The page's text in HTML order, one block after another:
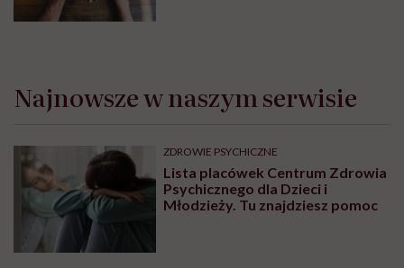
Najnowsze w naszym serwisie
ZDROWIE PSYCHICZNE
Lista placówek Centrum Zdrowia
Psychicznego dla Dzieci i
Młodzieży. Tu znajdziesz pomoc